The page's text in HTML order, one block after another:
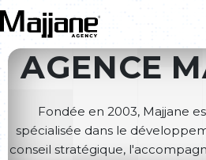
Skip to main content
AGENCE
Fondée en 2003, Majjane
spécialisée dans le
conseil stratégique,